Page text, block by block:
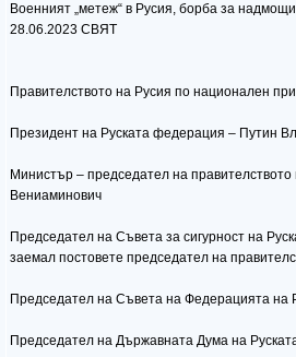
Военният „метеж“ в Русия, борба за
28.06.2023 СВЯТ
Правителството на Русия по национален
Президент на Руската федерация – Путин
Министър – председател на
Вениаминович
Председател на Съвета за сигурност на
заемал постовете председател на
Председател на Съвета на Федерацията
Председател на Държавната Дума на